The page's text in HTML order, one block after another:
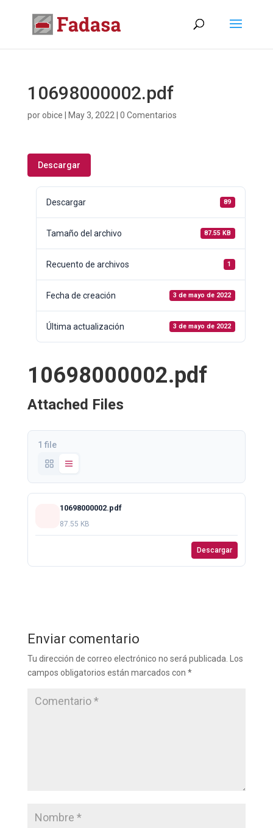
10698000002.pdf
porobice May 3, 2022 0 Comentarios
Descargar
Descargar 89
Tamaño del archivo 87.55 KB
Recuento de archivos 1
Fecha de creación 3 de mayo de 2022
Última actualización 3 de mayo de 2022
10698000002.pdf
Attached Files
1 file
10698000002.pdf
87.55 KB
Descargar
Enviar comentario
Tu dirección de correo electrónico no será publicada.
Los
campos obligatorios están marcados con *